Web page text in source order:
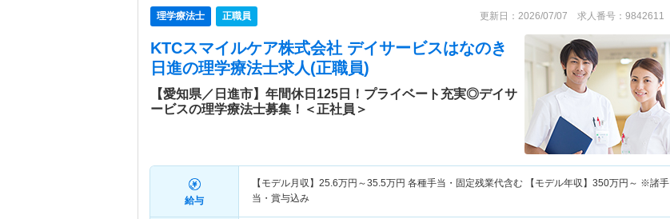
理学療法士 正職員 更新日：2026/07/07 求人番号：9842611
KTCスマイルケア株式会社 デイサービスはなのき
日進の理学療法士求人(正職員)
【愛知県／日進市】年間休日125日！プライベート充実◎デイサ
ービスの理学療法士募集！＜正社員＞
給与
【モデル月収】 25.6万円～35.5万円 各種手当・固定残業代含む 【モデル年収】 350万円～ ※諸手
当・賞与込み